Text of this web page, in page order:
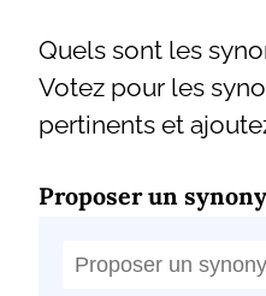
Quels sont les
Votez pour les
pertinents et
Proposer un